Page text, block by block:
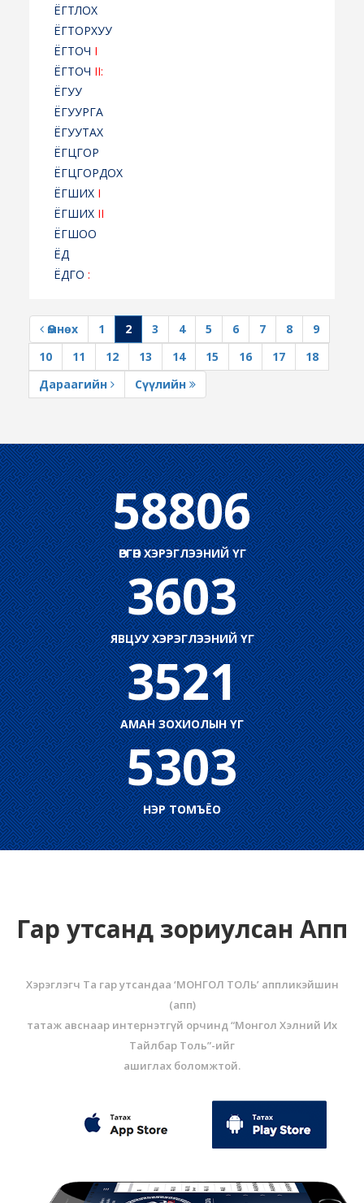
ЁГТЛОХ
ЁГТОРХУУ
ЁГТОЧ I
ЁГТОЧ II:
ЁГУУ
ЁГУУРГА
ЁГУУТАХ
ЁГЦГОР
ЁГЦГОРДОХ
ЁГШИХ I
ЁГШИХ II
ЁГШОО
ЁД
ЁДГО :
Өмнөх 1 2 3 4 5 6 7 8
9
10
11 12 13 14 15 16 17
18
Дараагийн
Сүүлийн
58806
ӨРГӨН ХЭРЭГЛЭЭНИЙ ҮГ
3603
ЯВЦУУ ХЭРЭГЛЭЭНИЙ ҮГ
3521
АМАН ЗОХИОЛЫН ҮГ
5303
НЭР ТОМЪЁО
Гар утсанд зориулсан Апп
Хэрэглэгч Та гар утсандаа ‘МОНГОЛ ТОЛЬ’ аппликэйшин
(aпп)
татаж авснаар интернэтгүй орчинд “Монгол Хэлний Их
Тайлбар Толь”-ийг
ашиглах боломжтой.